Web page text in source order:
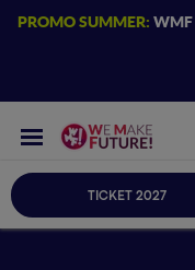
PROMO SUMMER: WMF
TICKET 2027